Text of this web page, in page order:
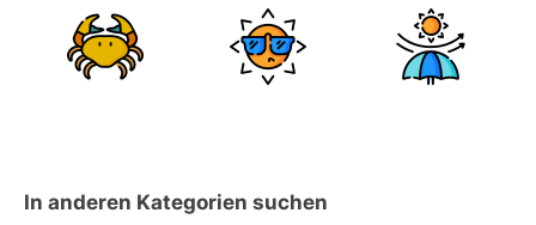
In anderen Kategorien suchen